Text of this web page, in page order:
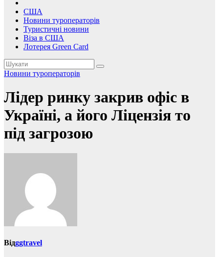
США
Новини туроператорів
Туристичні новини
Віза в США
Лотерея Green Card
Новини туроператорів
Лідер ринку закрив офіс в
Україні, а його Ліцензія то
під загрозою
Відggtravel